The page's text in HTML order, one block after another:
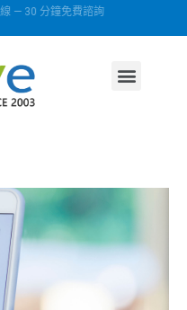
— 30 分鐘免費諮詢